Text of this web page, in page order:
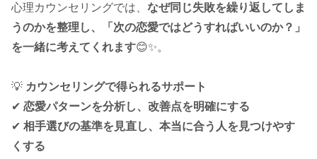
心理カウンセリングでは、 なぜ同じ失敗を繰り返してしま
うのかを整理し、「次の恋愛ではどうすればいいのか？」
を一緒に考えてくれます😊✨。
💡 カウンセリングで得られるサポート
✔ 恋愛パターンを分析し、改善点を明確にする
✔ 相手選びの基準を見直し、本当に合う人を見つけやす
くする